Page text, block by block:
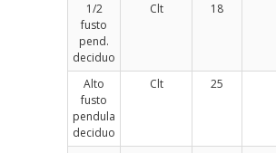
1/2
fusto
pend.
deciduo
Clt 18
Alto
fusto
pendula
deciduo
Clt 25